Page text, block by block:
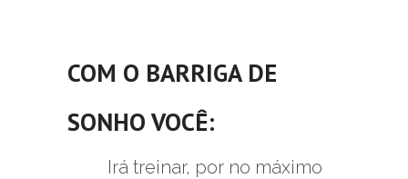
COM O BARRIGA DE
SONHO VOCÊ:
Irá treinar, por no máximo